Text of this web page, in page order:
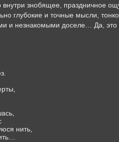
знобящее, праздничное
глубокие и точные мысли,
и незнакомыми доселе… Да, это
нить,